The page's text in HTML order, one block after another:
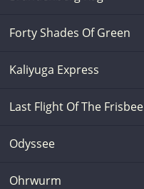
Forty Shades Of Green
Kaliyuga Express
Last Flight Of The Frisbee
Odyssee
Ohrwurm